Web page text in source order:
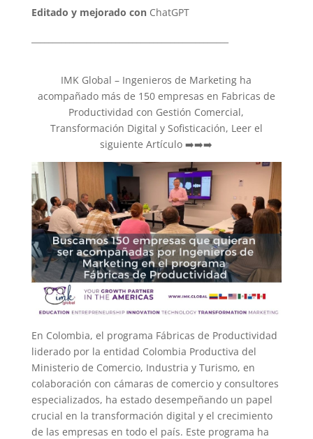
Editado y mejorado con ChatGPT
IMK Global – Ingenieros de Marketing ha
acompañado más de 150 empresas en Fabricas de
Productividad con Gestión Comercial,
Transformación Digital y Sofisticación, Leer el
siguiente Artículo ➡️➡️➡️
En Colombia, el programa Fábricas de Productividad
liderado por la entidad Colombia Productiva del
Ministerio de Comercio, Industria y Turismo, en
colaboración con cámaras de comercio y consultores
especializados, ha estado desempeñando un papel
crucial en la transformación digital y el crecimiento
de las empresas en todo el país. Este programa ha